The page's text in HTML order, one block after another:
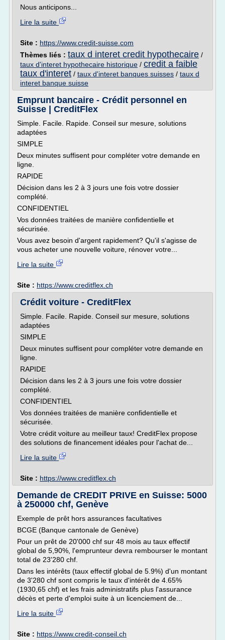
Nous anticipons...
Lire la suite
Site : https://www.credit-suisse.com
Thèmes liés : taux d interet credit hypothecaire /
taux d'interet hypothecaire historique / credit a faible
taux d'interet / taux d'interet banques suisses / taux d
interet banque suisse
Emprunt bancaire - Crédit personnel en
Suisse | CreditFlex
Simple. Facile. Rapide. Conseil sur mesure, solutions
adaptées
SIMPLE
Deux minutes suffisent pour compléter votre demande en
ligne.
RAPIDE
Décision dans les 2 à 3 jours une fois votre dossier
complété.
CONFIDENTIEL
Vos données traitées de manière confidentielle et
sécurisée.
Vous avez besoin d'argent rapidement? Qu'il s'agisse de
vous acheter une nouvelle voiture, rénover votre...
Lire la suite
Site : https://www.creditflex.ch
Crédit voiture - CreditFlex
Simple. Facile. Rapide. Conseil sur mesure, solutions
adaptées
SIMPLE
Deux minutes suffisent pour compléter votre demande en
ligne.
RAPIDE
Décision dans les 2 à 3 jours une fois votre dossier
complété.
CONFIDENTIEL
Vos données traitées de manière confidentielle et
sécurisée.
Votre crédit voiture au meilleur taux! CreditFlex propose
des solutions de financement idéales pour l'achat de...
Lire la suite
Site : https://www.creditflex.ch
Demande de CREDIT PRIVE en Suisse: 5000
à 250000 chf, Genève
Exemple de prêt hors assurances facultatives
BCGE (Banque cantonale de Genève)
Pour un prêt de 20'000 chf sur 48 mois au taux effectif
global de 5,90%, l'emprunteur devra rembourser le montant
total de 23'280 chf.
Dans les intérêts (taux effectif global de 5.9%) d'un montant
de 3'280 chf sont compris le taux d'intérêt de 4.65%
(1930,65 chf) et les frais administratifs plus l'assurance
décès et perte d'emploi suite à un licenciement de...
Lire la suite
Site : https://www.credit-conseil.ch